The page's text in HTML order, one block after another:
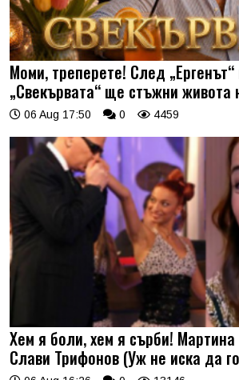
Моми, треперете! След
„Свекървата“ ще стъжни живота
06 Aug 17:50 0 4459
Хем я боли, хем я сърби! Мартина
Слави Трифонов (Уж не иска да